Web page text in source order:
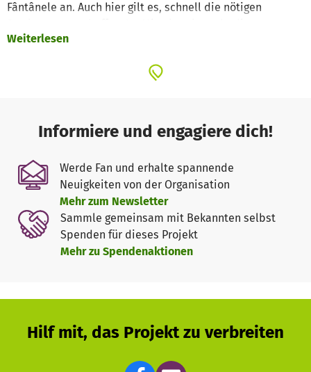
Fântânele an. Auch hier gilt es, schnell die nötigen
Versorgung mit Gütern des täglichen Bedarfs, wie z.B.
Bettwäsche, Betten, Kochgeschirr etc. Unser
Kontakt mit den Helfern und Projekten vor Ort. Er selbst
ist mehrmals im Monat vor Ort und unterstützt direkt mit
Hilfstransporten.
Weiterlesen
Informiere und engagiere dich!
Werde Fan und erhalte spannende
Neuigkeiten von der Organisation
Mehr zum Newsletter
Sammle gemeinsam mit Bekannten selbst
Spenden für dieses Projekt
Mehr zu Spendenaktionen
Hilf mit, das Projekt zu verbreiten